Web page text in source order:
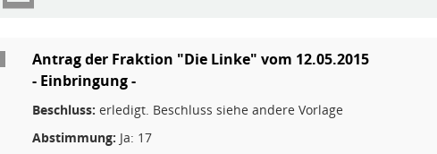
Antrag der Fraktion "Die Linke" vom 12.05.2015
- Einbringung -
Beschluss: erledigt. Beschluss siehe andere Vorlage
Abstimmung: Ja: 17